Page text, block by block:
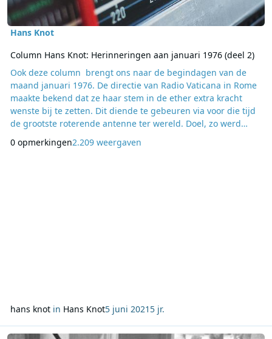
Hans Knot
Column Hans Knot: Herinneringen aan januari 1976 (deel 2)
Ook deze column brengt ons naar de begindagen van de
maand januari 1976. De directie van Radio Vaticana in Rome
maakte bekend dat ze haar stem in de ether extra kracht
wenste bij te zetten. Dit diende te gebeuren via voor die tijd
de grootste roterende antenne ter wereld. Doel, zo werd
programma’s van dit Rooms-Katholieke radiostation te
0 opmerkingen2.209 weergaven
hans knotin Hans Knot5 juni 2021 5 jr.
Lees meer over Column Hans Knot: Herinneringen aan januari